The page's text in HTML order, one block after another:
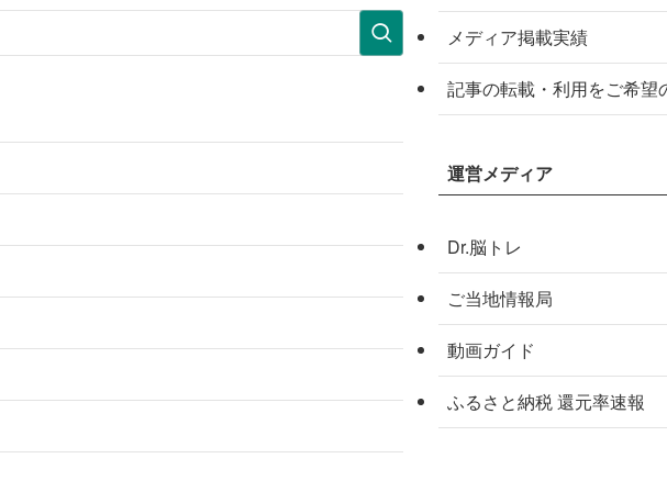
メディア掲載実績
記事の転載・利用をご希望
運営メディア
Dr.脳トレ
ご当地情報局
動画ガイド
ふるさと納税 還元率速報